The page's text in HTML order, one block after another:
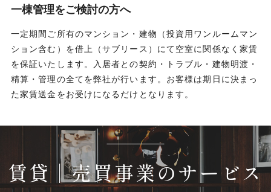
一棟管理をご検討の方へ
一定期間ご所有のマンション・建物（投資用ワンルームマン
ション含む）を借上（サブリース）にて空室に関係なく家賃
を保証いたします。入居者との契約・トラブル・建物明渡・
精算・管理の全てを弊社が行います。お客様は期日に決まっ
た家賃送金をお受けになるだけとなります。
賃貸│売買事業のサービス